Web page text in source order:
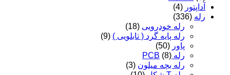
آداپتور (4)
رله (336)
رله خودرویی (18)
رله پایه گرد ( تابلویی ) (9)
پاور (50)
رله PCB (8)
رله بچه میلون (3)